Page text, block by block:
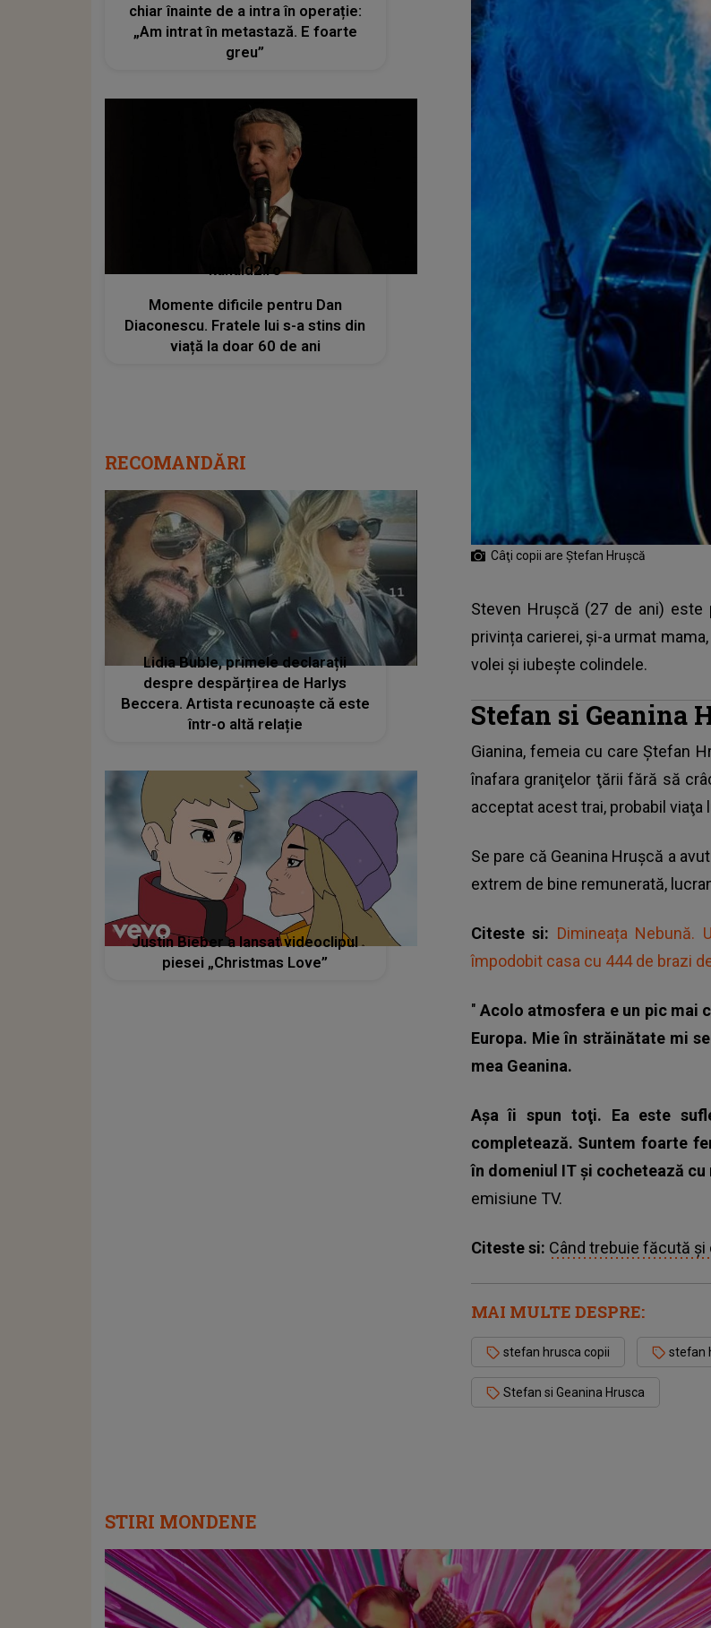
Câţi copii are Ştefan Hruşcă
Steven Hrușcă (27 de ani)
privința carierei, și-a urmat
volei și iubește colindele.
Stefan si Geanina
Gianina, femeia cu care Ştefan
înafara graniţelor ţării fără să
acceptat acest trai, probabil viaţa
Se pare că Geanina Hrușcă a
extrem de bine remunerată,
Citeste si: Dimineața Nebună.
împodobit casa cu 444 de brazi
"Acolo atmosfera e un pic mai
Europa. Mie în străinătate mi
mea Geanina.
Aşa îi spun toţi. Ea este
completează. Suntem foarte
în domeniul IT şi cochetează cu
emisiune TV.
Citeste si: Când trebuie făcută
MAI MULTE DESPRE:
stefan hrusca copii stefan
Stefan si Geanina Hrusca
chiar înainte de a intra în operație:
„Am intrat în metastază. E foarte
greu”
kanald2.ro
Momente dificile pentru Dan
Diaconescu. Fratele lui s-a stins din
viață la doar 60 de ani
RECOMANDĂRI
Lidia Buble, primele declarații
despre despărțirea de Harlys
Beccera. Artista recunoaște că este
într-o altă relație
Justin Bieber a lansat videoclipul
piesei „Christmas Love”
STIRI MONDENE